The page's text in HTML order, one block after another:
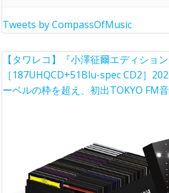
Tweets by CompassOfMusic
【タワレコ】『小澤征爾エディショ
［187UHQCD+51Blu-spec CD2］
ーベルの枠を超え、初出TOKYO FM